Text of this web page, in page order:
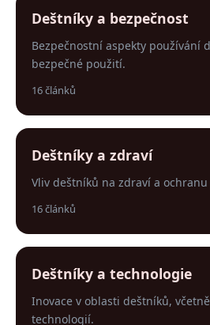
Deštníky a bezpečnost
Bezpečnostní aspekty používání
bezpečné použití.
16 článků
Deštníky a zdraví
Vliv deštníků na zdraví a
16 článků
Deštníky a technologie
Inovace v oblasti deštníků,
technologií.